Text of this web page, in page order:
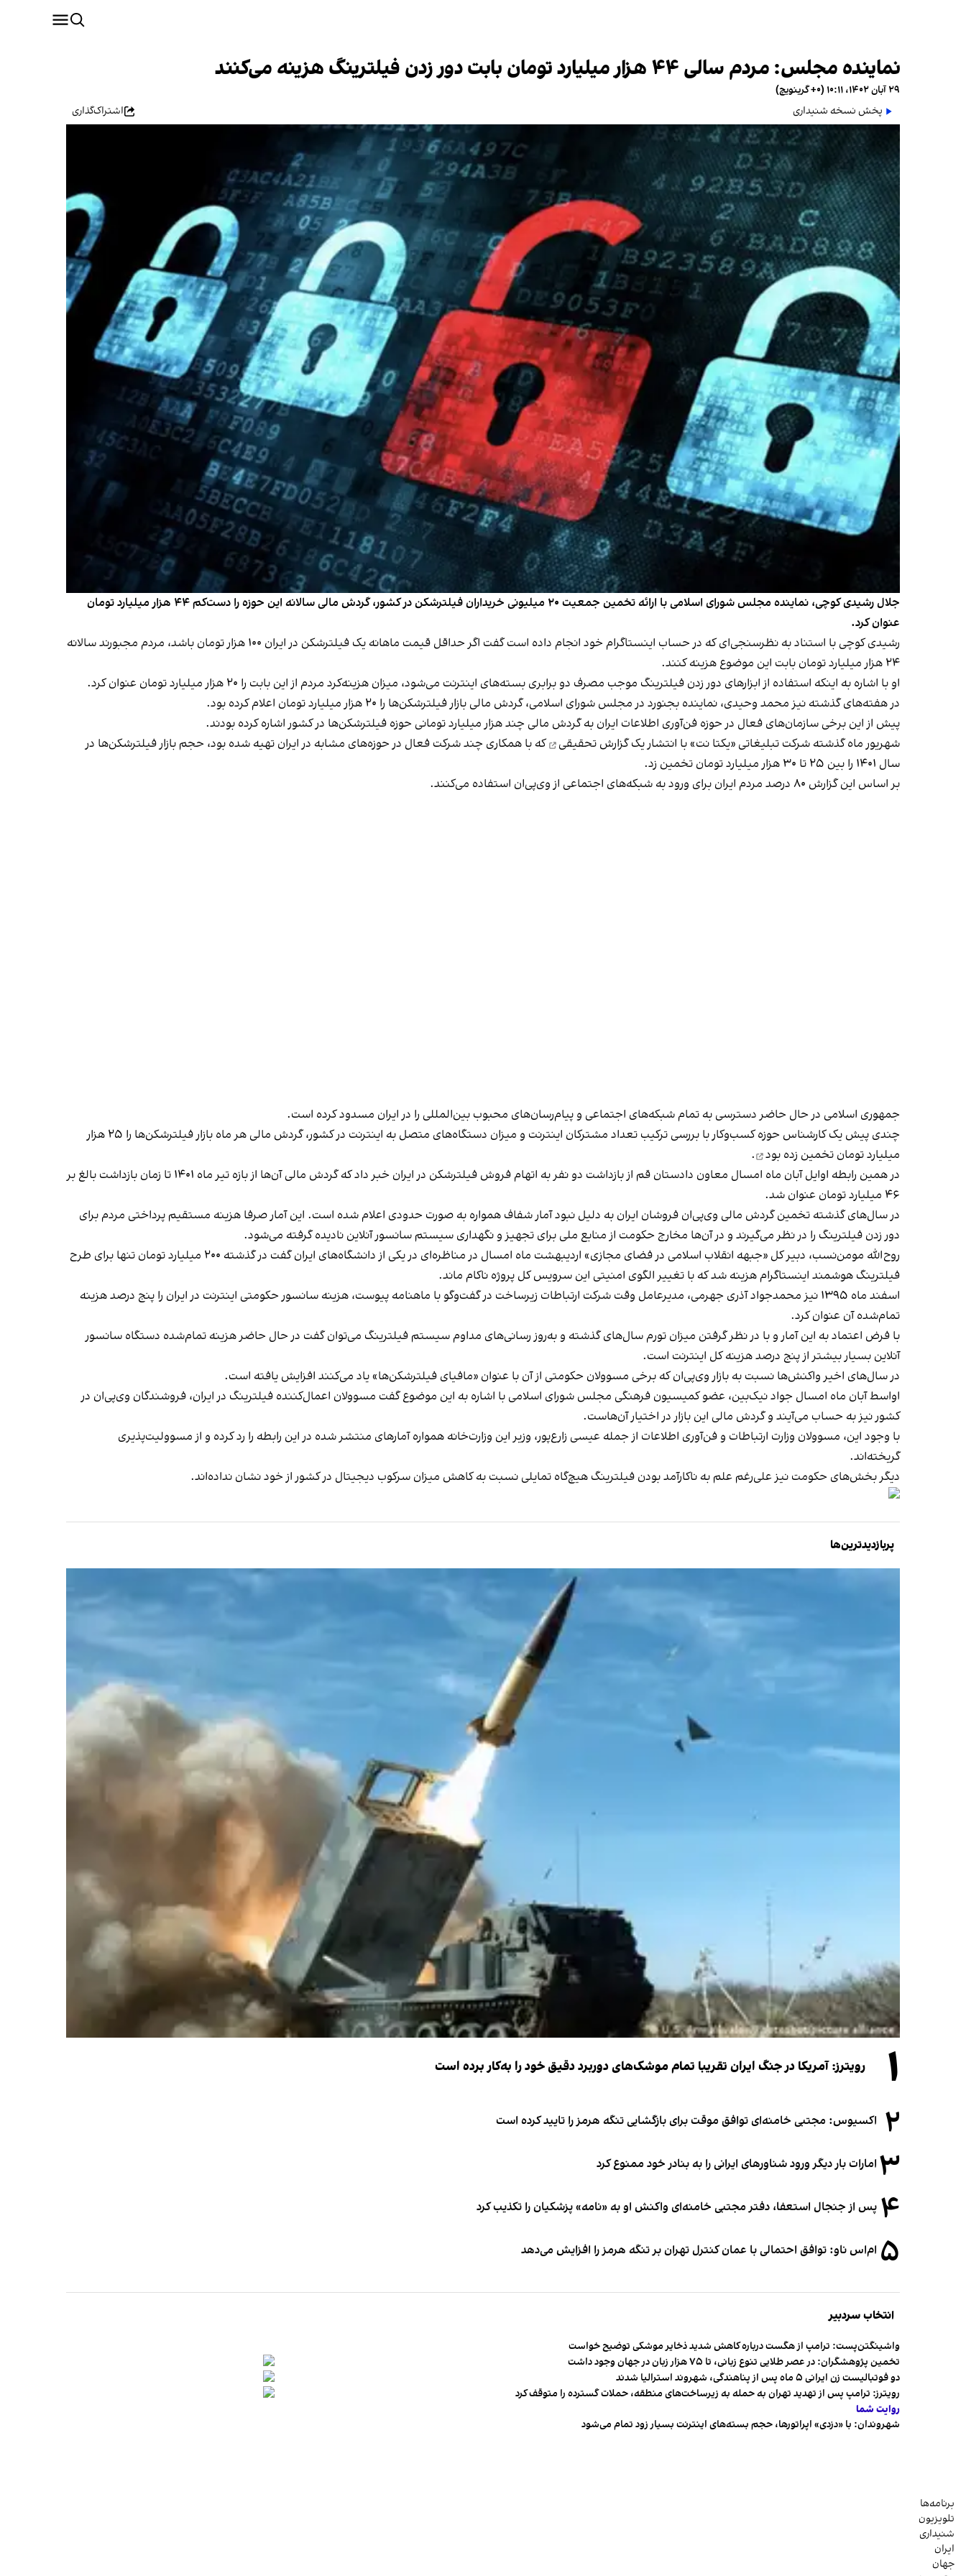
نماینده مجلس: مردم سالی ۴۴ هزار میلیارد تومان بابت دور زدن فیلترینگ هزینه می‌کنند
۲۹ آبان ۱۴۰۲، ۱۰:۱۱ (‎+۰ گرینویچ)
پخش نسخه شنیداری
اشتراک‌گذاری
جلال رشیدی کوچی، نماینده مجلس شورای اسلامی با ارائه تخمین جمعیت ۲۰ میلیونی خریداران فیلترشکن در کشور، گردش مالی سالانه این حوزه را دست‌کم ۴۴ هزار میلیارد تومان
عنوان کرد.
رشیدی کوچی با استناد به نظرسنجی‌ای که در حساب اینستاگرام خود انجام داده است گفت اگر حداقل قیمت ماهانه یک فیلترشکن در ایران ۱۰۰ هزار تومان باشد، مردم مجبورند سالانه
۲۴ هزار میلیارد تومان بابت این موضوع هزینه کنند.
او با اشاره به اینکه استفاده از ابزارهای دور زدن فیلترینگ موجب مصرف دو برابری بسته‌های اینترنت می‌شود، میزان هزینه‌کرد مردم از این بابت را ۲۰ هزار میلیارد تومان عنوان کرد.
در هفته‌های گذشته نیز محمد وحیدی، نماینده بجنورد در مجلس شورای اسلامی، گردش مالی بازار فیلترشکن‌ها را ۲۰ هزار میلیارد تومان اعلام کرده بود.
پیش از این برخی سازمان‌های فعال در حوزه فن‌آوری اطلاعات ایران به گردش مالی چند هزار میلیارد تومانی حوزه فیلترشکن‌ها در کشور اشاره کرده بودند.
شهریور ماه گذشته شرکت تبلیغاتی «یکتا نت» با انتشاریک گزارش تحقیقی
که با همکاری چند شرکت فعال در حوزه‌های مشابه در ایران تهیه شده بود، حجم بازار فیلترشکن‌ها در
سال ۱۴۰۱ را بین ۲۵ تا ۳۰ هزار میلیارد تومان تخمین زد.
بر اساس این گزارش ۸۰ درصد مردم ایران برای ورود به شبکه‌های اجتماعی از وی‌پی‌ان استفاده می‌کنند.
جمهوری اسلامی در حال حاضر دسترسی به تمام شبکه‌های اجتماعی و پیام‌رسان‌های محبوب بین‌المللی را در ایران مسدود کرده است.
چندی پیش یک کارشناس حوزه کسب‌وکار با بررسی ترکیب تعداد مشترکان اینترنت و میزان دستگاه‌های متصل به اینترنت در کشور، گردش مالی هر ماه بازار فیلترشکن‌ها را ۲۵ هزار
میلیارد تومان تخمین زده بود
.
در همین رابطه اوایل آبان ماه امسال معاون دادستان قم از بازداشت دو نفر به اتهام فروش فیلترشکن در ایران خبر داد که گردش مالی آن‌ها از بازه تیر ماه ۱۴۰۱ تا زمان بازداشت بالغ بر
۴۶ میلیارد تومان عنوان شد.
در سال‌های گذشته تخمین گردش مالی وی‌پی‌ان فروشان ایران به دلیل نبود آمار شفاف همواره به صورت حدودی اعلام شده است. این آمار صرفا هزینه مستقیم پرداختی مردم برای
دور زدن فیلترینگ را در نظر می‌گیرند و در آن‌ها مخارج حکومت از منابع ملی برای تجهیز و نگهداری سیستم سانسور آنلاین نادیده گرفته می‌شود.
روح‌الله مومن‌نسب، دبیر کل «جبهه انقلاب اسلامی در فضای مجازی» اردیبهشت ماه امسال در مناظره‌ای در یکی از دانشگاه‌های ایران گفت در گذشته ۲۰۰ میلیارد تومان تنها برای طرح
فیلترینگ هوشمند اینستاگرام هزینه شد که با تغییر الگوی امنیتی این سرویس کل پروژه ناکام ماند.
اسفند ماه ۱۳۹۵ نیز محمدجواد آذری جهرمی، مدیرعامل وقت شرکت ارتباطات زیرساخت
در گفت‌وگو با ماهنامه پیوست، هزینه سانسور حکومتی اینترنت در ایران را پنج درصد هزینه
تمام‌شده آن عنوان کرد.
با فرض اعتماد به این آمار و با در نظر گرفتن میزان تورم سال‌های گذشته و به‌روز رسانی‌های مداوم سیستم فیلترینگ می‌توان گفت در حال حاضر هزینه تمام‌شده دستگاه سانسور
آنلاین بسیار بیشتر از پنج درصد هزینه کل اینترنت است.
در سال‌های اخیر واکنش‌ها نسبت به بازار وی‌پی‌ان که برخی مسوولان حکومتی از آن با عنوان «مافیای فیلترشکن‌ها» یاد می‌کنند افزایش یافته است.
اواسط آبان ماه امسال جواد نیک‌بین، عضو کمیسیون فرهنگی مجلس شورای اسلامی با اشاره به این موضوع گفت مسوولان اعمال‌کننده فیلترینگ در ایران، فروشندگان وی‌پی‌ان در
کشور نیز به حساب می‌آیند و گردش مالی این بازار در اختیار آن‌هاست.
با وجود این، مسوولان وزارت ارتباطات و فن‌آوری اطلاعات از جمله عیسی زارع‌پور، وزیر این وزارت‌خانه همواره آمارهای منتشر شده در این رابطه را رد کرده و از مسوولیت‌پذیری
گریخته‌اند.
دیگر بخش‌های حکومت نیز علی‌رغم علم به ناکارآمد بودن فیلترینگ هیچ‌گاه تمایلی نسبت به کاهش میزان سرکوب دیجیتال در کشور از خود نشان نداده‌اند.
پربازدیدترین‌ها
۱ رویترز: آمریکا در جنگ ایران تقریبا تمام موشک‌های دوربرد دقیق خود را به‌کار برده است
۲ اکسیوس: مجتبی خامنه‌ای توافق موقت برای بازگشایی تنگه هرمز را تایید کرده است
۳ امارات بار دیگر ورود شناورهای ایرانی را به بنادر خود ممنوع کرد
۴ پس از جنجال استعفا، دفتر مجتبی خامنه‌ای واکنش او به «نامه» پزشکیان را تکذیب کرد
۵ ام‌اس ناو: توافق احتمالی با عمان کنترل تهران بر تنگه هرمز را افزایش می‌دهد
انتخاب سردبیر
واشینگتن‌پست: ترامپ از هگست درباره کاهش شدید ذخایر موشکی توضیح خواست
تخمین پژوهشگران: در عصر طلایی تنوع زبانی، تا ۷۵ هزار زبان در جهان وجود داشت
دو فوتبالیست زن ایرانی ۵ ماه پس از پناهندگی، شهروند استرالیا شدند
رویترز: ترامپ پس از تهدید تهران به حمله به زیرساخت‌های منطقه، حملات گسترده را متوقف کرد
روایت شما
شهروندان:‌ با «دزدی» اپراتورها، حجم بسته‌های اینترنت بسیار زود تمام می‌شود
برنامه‌ها
تلویزیون
شنیداری
ایران
جهان